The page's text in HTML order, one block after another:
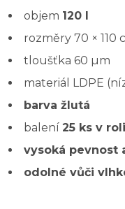
objem 120 l
rozměry 70 × 110
tloušťka 60 µm
materiál LDPE
barva žlutá
balení 25 ks v roli
vysoká pevnost
odolné vůči